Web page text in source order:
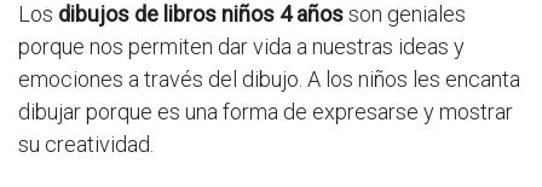
Los dibujos de libros niños 4 añosson geniales
porque nos permiten dar vida a nuestras ideas y
emociones a través del dibujo. A los niños les encanta
dibujar porque es una forma de expresarse y mostrar
su creatividad.